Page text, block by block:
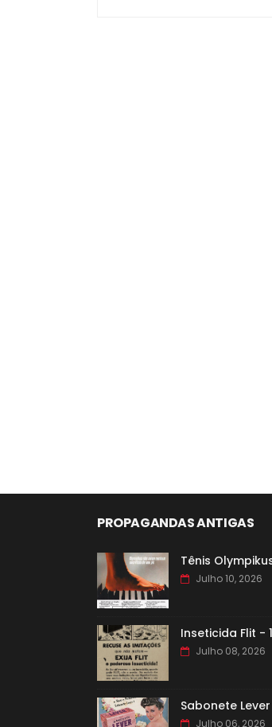
PROPAGANDAS ANTIGAS
Tênis
Julho 10, 2026
Inseticida Flit -
Julho 08, 2026
Sabonete
Julho 06, 2026